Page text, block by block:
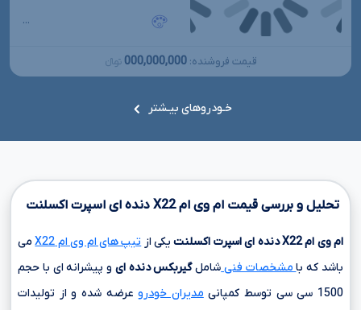
...
قیمت فروشنده: 000,000,000 تومانءءء
خـودروهای بیـشتر
تحلیل و بررسی قیمت ام وی امX22 دنده ای اسپرت اکسلنت
ام وی امX22دنده ای اسپرت اکسلنتیکی از تیپ های ام وی ام X22
می
باشد که بامشخصات فنی شاملگیربکس دنده ای و پیشرانه ای با حجم
1500 سی سی
توسط کمپانی مدیران خودروعرضه شده و از تولیدات